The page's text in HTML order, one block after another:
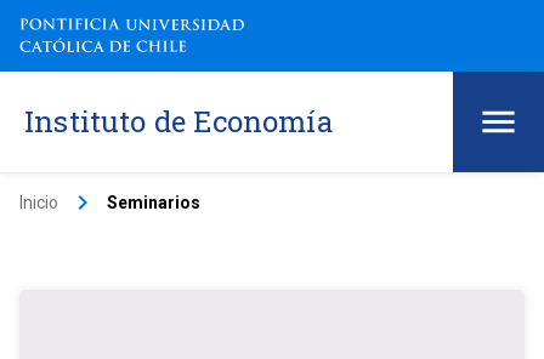
Instituto de Economía
Inicio keyboard_arrow_right Seminarios